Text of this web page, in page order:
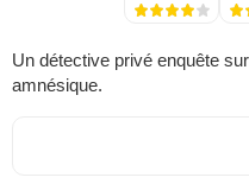
Un détective privé enquête
amnésique.